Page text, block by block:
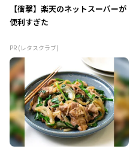
【衝撃】楽天のネットスーパーが
便利すぎた
PR (レタスクラブ)